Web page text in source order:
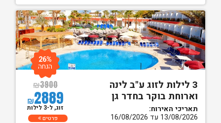
3 לילות לזוג ע"ב לינה
וארוחת בוקר בחדר גן
תאריכי האירוח:
13/08/2026 עד 16/08/2026
₪3900
₪2889
26%
הנחה
זוג, ל-3 לילות
פרטים